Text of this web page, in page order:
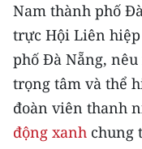
Media Văn hóa
Media Xã hội
Media Pháp luật
Media Du lịch
Nam thành phố
trực Hội Liên
phố Đà Nẵng,
trọng tâm và thể
đoàn viên thanh
động xanh chung